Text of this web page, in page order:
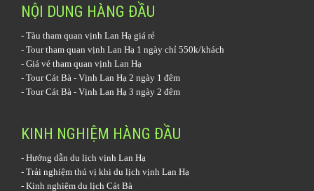
NỘI DUNG HÀNG ĐẦU
- Tàu tham quan vịnh Lan Hạ giá rẻ
- Tour tham quan vịnh Lan Hạ 1 ngày chỉ 550k/khách
- Giá vé tham quan vịnh Lan Hạ
- Tour Cát Bà - Vịnh Lan Hạ 2 ngày 1 đêm
- Tour Cát Bà - Vịnh Lan Hạ 3 ngày 2 đêm
KINH NGHIỆM HÀNG ĐẦU
- Hướng dẫn du lịch vịnh Lan Hạ
- Trải nghiệm thú vị khi du lịch vịnh Lan Hạ
- Kinh nghiệm du lịch Cát Bà